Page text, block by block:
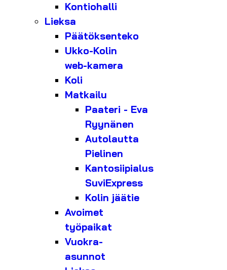
Kontiohalli
Lieksa
Päätöksenteko
Ukko-Kolin
web-kamera
Koli
Matkailu
Paateri - Eva
Ryynänen
Autolautta
Pielinen
Kantosiipialus
SuviExpress
Kolin jäätie
Avoimet
työpaikat
Vuokra-
asunnot